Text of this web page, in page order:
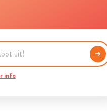
info